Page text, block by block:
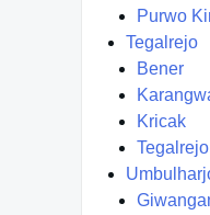
Purwo
Tegalrejo
Bener
Kricak
Tegalrejo